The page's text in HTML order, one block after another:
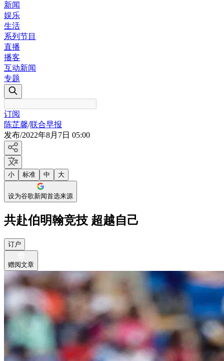
新闻
娱乐
生活
系列节目
直播
播客
互动新闻
专题
订阅
陈芷馨/联合早报
发布/2022年8月7日 05:00
小 标准 中 大
设为谷歌新闻首选来源
共赴伯明翰竞技 超越自己
订户
赠阅文章